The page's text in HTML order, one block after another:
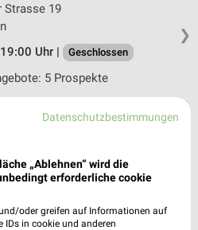
❯
Strasse 19
Uhr |
Geschlossen
5 Prospekte
Schwabing
Uhr |
Geschlossen
2 Prospekte
Datenschutzbestimmungen
„Ablehnen“ wird die
erforderliche cookie
oder greifen auf Informationen auf
IDs in cookie und anderen